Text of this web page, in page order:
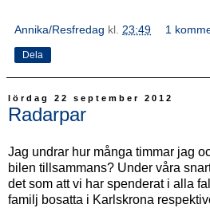
Annika/Resfredag kl. 23:49 1
Dela
lördag 22 september 2012
Radarpar
Jag undrar hur många timmar jag
bilen tillsammans? Under våra
det som att vi har spenderat i alla
familj bosatta i Karlskrona